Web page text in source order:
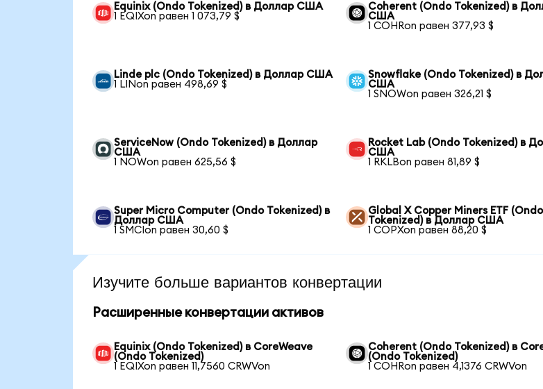
Equinix (Ondo Tokenized) в Доллар США
1 EQIXon равен 1 073,79 $
Coherent (Ondo Tokenized) в
США
1 COHRon равен 377,93 $
Linde plc (Ondo Tokenized) в Доллар США
1 LINon равен 498,69 $
Snowflake (Ondo Tokenized) в
США
1 SNOWon равен 326,21 $
ServiceNow (Ondo Tokenized) в Доллар
США
1 NOWon равен 625,56 $
Rocket Lab (Ondo Tokenized) в
США
1 RKLBon равен 81,89 $
Super Micro Computer (Ondo Tokenized) в
Доллар США
1 SMCIon равен 30,60 $
Global X Copper Miners ETF (Ondo
Tokenized) в Доллар США
1 COPXon равен 88,20 $
Изучите больше вариантов конвертации
Расширенные конвертации активов
Equinix (Ondo Tokenized) в CoreWeave
(Ondo Tokenized)
1 EQIXon равен 11,7560 CRWVon
Coherent (Ondo Tokenized) в
(Ondo Tokenized)
1 COHRon равен 4,1376 CRWVon